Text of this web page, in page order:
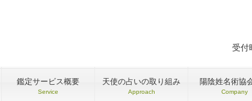
受付
鑑定サービス概要
Service
天使の占いの取り組み
Approach
陽陰姓名術協
Company